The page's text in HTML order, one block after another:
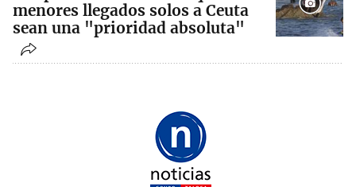
menores llegados solos a Ceuta
sean una "prioridad absoluta"